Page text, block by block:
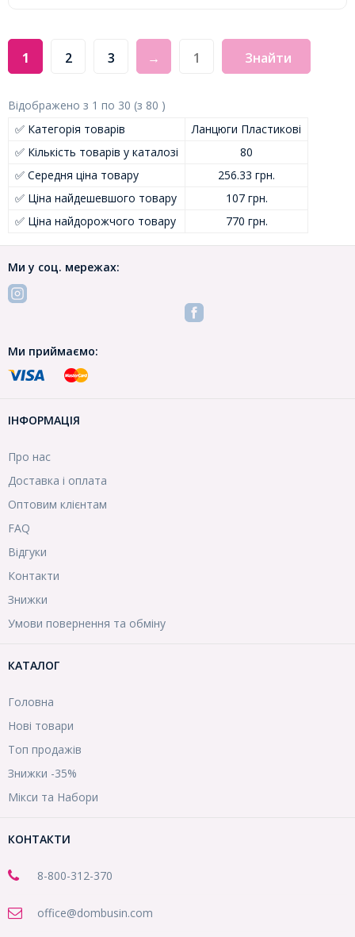
1 2 3 → Знайти
Відображено з 1 по 30 (з 80 )
✅ Категорія товарів
Ланцюги Пластикові
✅ Кількість товарів у каталозі
80
✅ Середня ціна товару
256.33 грн.
✅ Ціна найдешевшого товару
107 грн.
✅ Ціна найдорожчого товару
770 грн.
Ми у соц. мережах:
Ми приймаємо:
ІНФОРМАЦІЯ
Про нас
Доставка і оплата
Оптовим клієнтам
FAQ
Відгуки
Контакти
Знижки
Умови повернення та обміну
КАТАЛОГ
Головна
Нові товари
Топ продажів
Знижки -35%
Мікси та Набори
КОНТАКТИ
8-800-312-370
office@dombusin.com